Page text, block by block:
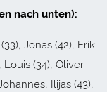
nach unten):
Jonas (42), Erik
Louis (34), Oliver
Ilijas (43),